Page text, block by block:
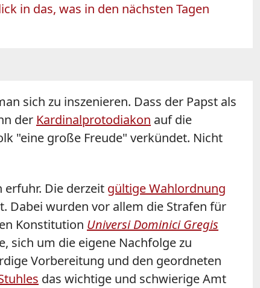
in das, was in den nächsten Tagen
sich zu inszenieren. Dass der Papst als
der Kardinalprotodiakon auf die
"eine große Freude" verkündet. Nicht
erfuhr. Die derzeit gültige Wahlordnung
Dabei wurden vor allem die Strafen für
Konstitution Universi Dominici Gregis
sich um die eigene Nachfolge zu
Vorbereitung und den geordneten
das wichtige und schwierige Amt